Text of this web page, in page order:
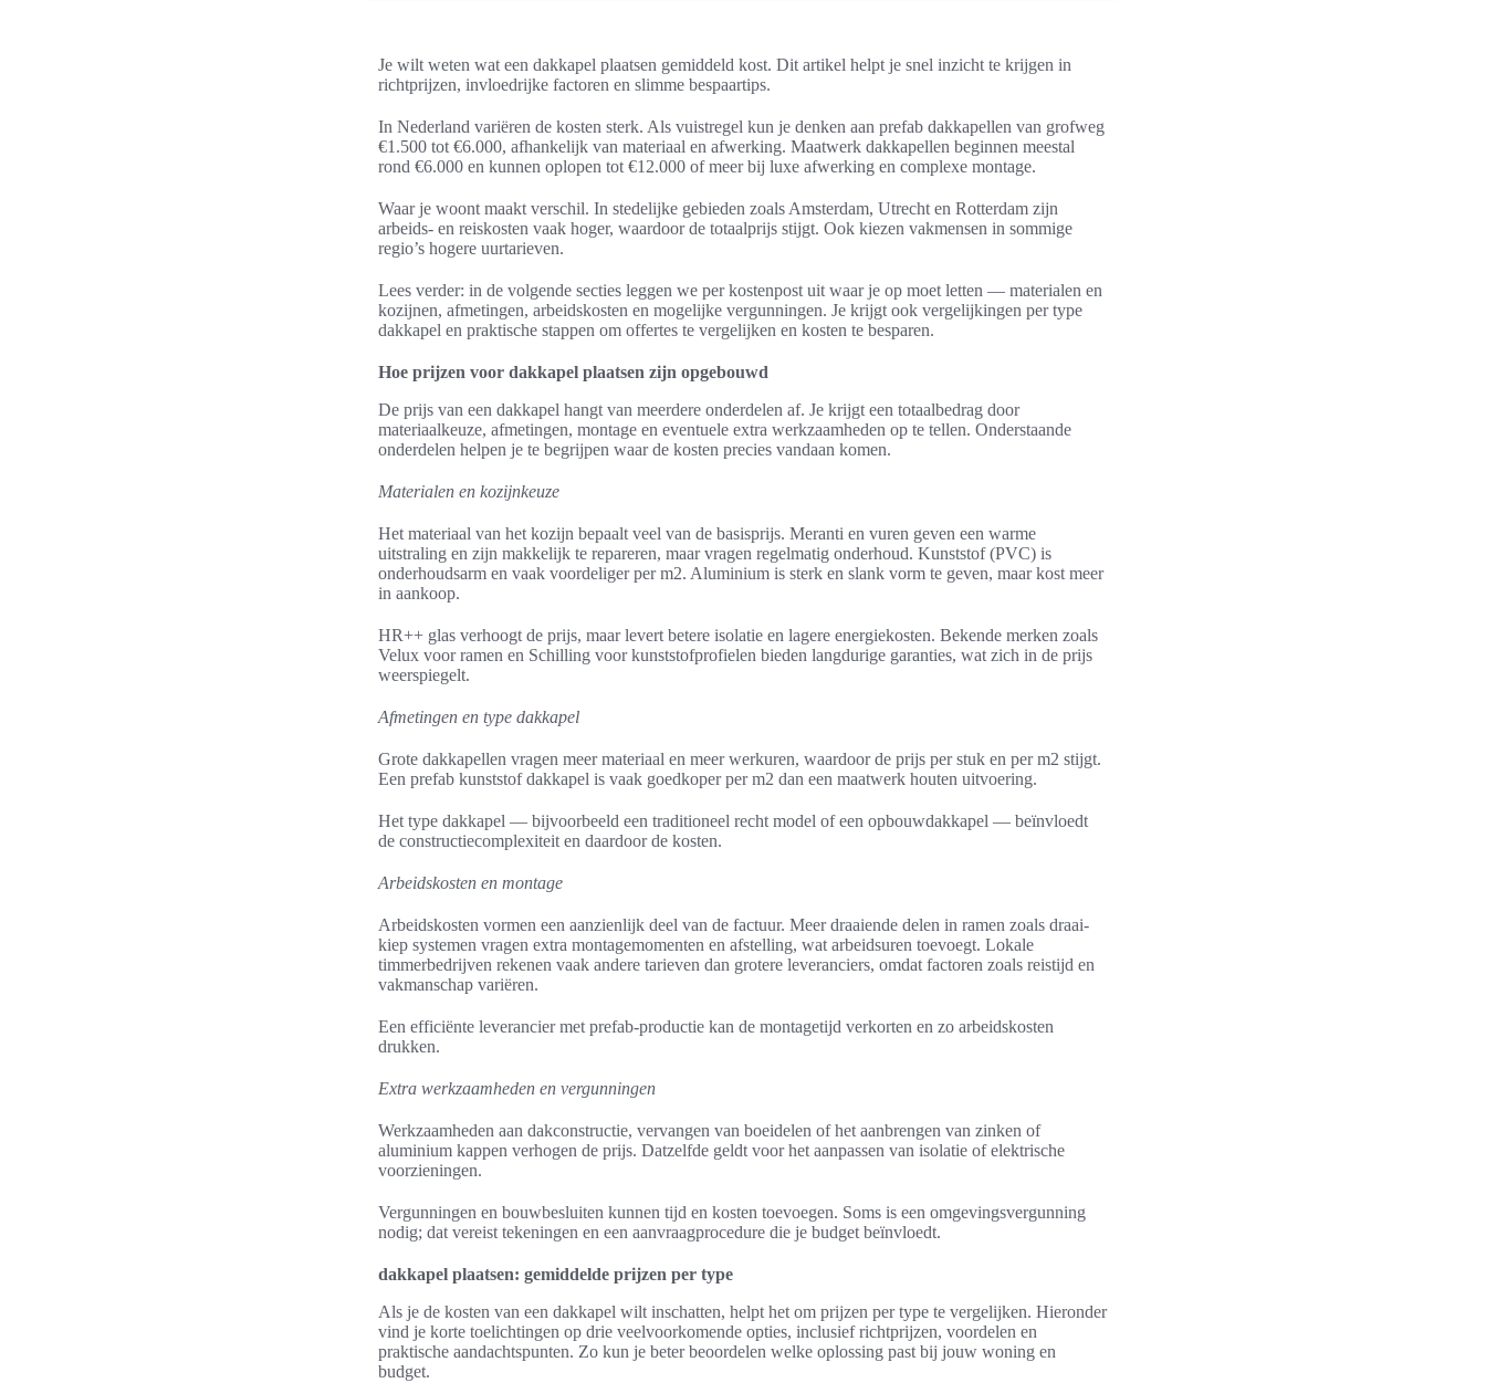
Je wilt weten wat een dakkapel plaatsen gemiddeld kost. Dit artikel helpt je snel inzicht te krijgen in
richtprijzen, invloedrijke factoren en slimme bespaartips.
In Nederland variëren de kosten sterk. Als vuistregel kun je denken aan prefab dakkapellen van grofweg
€1.500 tot €6.000, afhankelijk van materiaal en afwerking. Maatwerk dakkapellen beginnen meestal
rond €6.000 en kunnen oplopen tot €12.000 of meer bij luxe afwerking en complexe montage.
Waar je woont maakt verschil. In stedelijke gebieden zoals Amsterdam, Utrecht en Rotterdam zijn
arbeids- en reiskosten vaak hoger, waardoor de totaalprijs stijgt. Ook kiezen vakmensen in sommige
regio’s hogere uurtarieven.
Lees verder: in de volgende secties leggen we per kostenpost uit waar je op moet letten — materialen en
kozijnen, afmetingen, arbeidskosten en mogelijke vergunningen. Je krijgt ook vergelijkingen per type
dakkapel en praktische stappen om offertes te vergelijken en kosten te besparen.
Hoe prijzen voor dakkapel plaatsen zijn opgebouwd
De prijs van een dakkapel hangt van meerdere onderdelen af. Je krijgt een totaalbedrag door
materiaalkeuze, afmetingen, montage en eventuele extra werkzaamheden op te tellen. Onderstaande
onderdelen helpen je te begrijpen waar de kosten precies vandaan komen.
Materialen en kozijnkeuze
Het materiaal van het kozijn bepaalt veel van de basisprijs. Meranti en vuren geven een warme
uitstraling en zijn makkelijk te repareren, maar vragen regelmatig onderhoud. Kunststof (PVC) is
onderhoudsarm en vaak voordeliger per m2. Aluminium is sterk en slank vorm te geven, maar kost meer
in aankoop.
HR++ glas verhoogt de prijs, maar levert betere isolatie en lagere energiekosten. Bekende merken zoals
Velux voor ramen en Schilling voor kunststofprofielen bieden langdurige garanties, wat zich in de prijs
weerspiegelt.
Afmetingen en type dakkapel
Grote dakkapellen vragen meer materiaal en meer werkuren, waardoor de prijs per stuk en per m2 stijgt.
Een prefab kunststof dakkapel is vaak goedkoper per m2 dan een maatwerk houten uitvoering.
Het type dakkapel — bijvoorbeeld een traditioneel recht model of een opbouwdakkapel — beïnvloedt
de constructiecomplexiteit en daardoor de kosten.
Arbeidskosten en montage
Arbeidskosten vormen een aanzienlijk deel van de factuur. Meer draaiende delen in ramen zoals draai-
kiep systemen vragen extra montagemomenten en afstelling, wat arbeidsuren toevoegt. Lokale
timmerbedrijven rekenen vaak andere tarieven dan grotere leveranciers, omdat factoren zoals reistijd en
vakmanschap variëren.
Een efficiënte leverancier met prefab-productie kan de montagetijd verkorten en zo arbeidskosten
drukken.
Extra werkzaamheden en vergunningen
Werkzaamheden aan dakconstructie, vervangen van boeidelen of het aanbrengen van zinken of
aluminium kappen verhogen de prijs. Datzelfde geldt voor het aanpassen van isolatie of elektrische
voorzieningen.
Vergunningen en bouwbesluiten kunnen tijd en kosten toevoegen. Soms is een omgevingsvergunning
nodig; dat vereist tekeningen en een aanvraagprocedure die je budget beïnvloedt.
dakkapel plaatsen: gemiddelde prijzen per type
Als je de kosten van een dakkapel wilt inschatten, helpt het om prijzen per type te vergelijken. Hieronder
vind je korte toelichtingen op drie veelvoorkomende opties, inclusief richtprijzen, voordelen en
praktische aandachtspunten. Zo kun je beter beoordelen welke oplossing past bij jouw woning en
budget.